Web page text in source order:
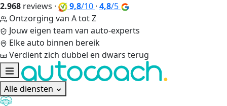
2.968 reviews · 9,8/10 · 4,8/5
Ontzorging van A tot Z
Jouw eigen team van auto-experts
Elke auto binnen bereik
Verdient zich dubbel en dwars terug
Alle diensten